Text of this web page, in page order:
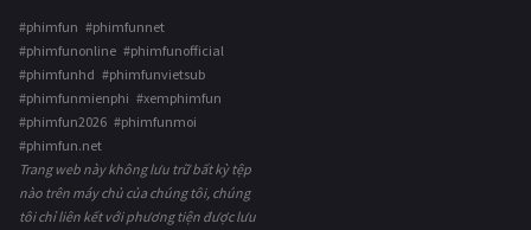
#phimfun #phimfunnet
#phimfunonline #phimfunofficial
#phimfunhd #phimfunvietsub
#phimfunmienphi #xemphimfun
#phimfun2026 #phimfunmoi
#phimfun.net
Trang web này không lưu trữ bất kỳ tệp
nào trên máy chủ của chúng tôi, chúng
tôi chỉ liên kết với phương tiện được lưu